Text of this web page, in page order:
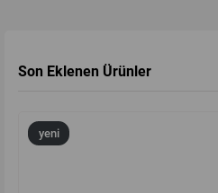
Son Eklenen Ürünler
yeni